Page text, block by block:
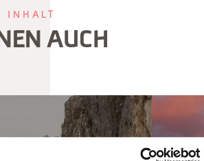
INHALT
AUCH